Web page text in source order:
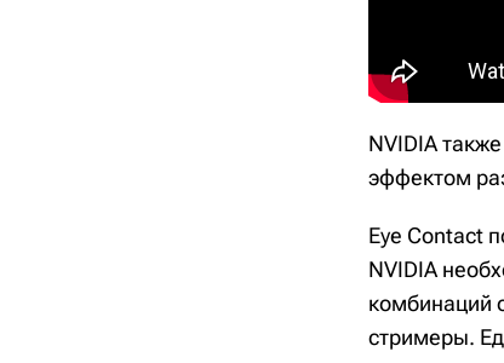
NVIDIA
эффектом
Eye Contact
NVIDIA
комбинаций
стримеры.